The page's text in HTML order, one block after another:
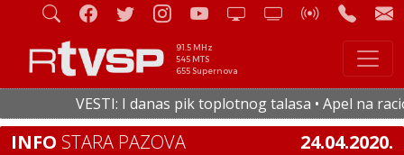
91.5 MHz
545 MTS
655 Supernova
VESTI: I danas pik toplotnog talasa • Apel na
INFO STARA PAZOVA 24.04.2020.